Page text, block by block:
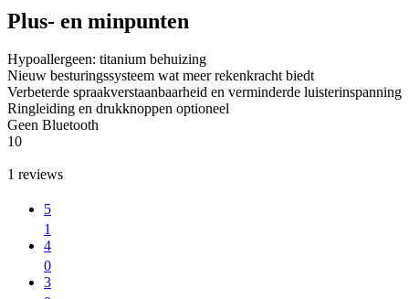
Plus- en minpunten
Hypoallergeen: titanium behuizing
Nieuw besturingssysteem wat meer rekenkracht biedt
Verbeterde spraakverstaanbaarheid en verminderde luisterinspanning
Ringleiding en drukknoppen optioneel
Geen Bluetooth
10
1 reviews
5
1
4
0
3